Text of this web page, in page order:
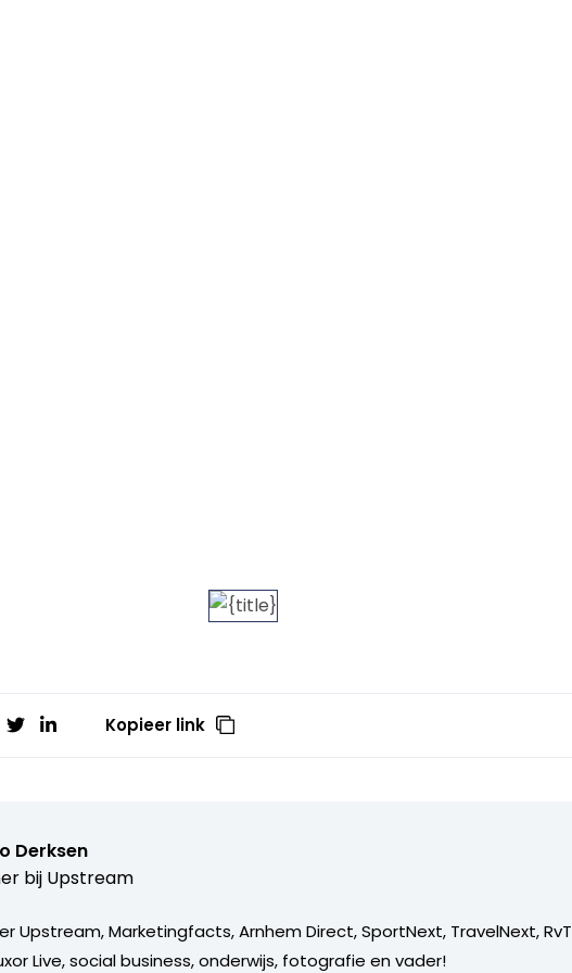
Kopieer link
Derksen
bij Upstream
Upstream, Marketingfacts, Arnhem Direct, SportNext, TravelNext, RvT
Live, social business, onderwijs, fotografie en vader!